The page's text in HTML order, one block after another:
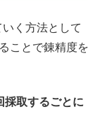
く方法として
ことで錬精度を
採取するごとに